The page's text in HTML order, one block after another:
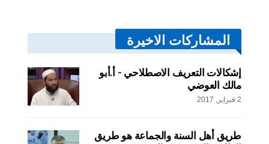
المشاركات الاخيرة
إشكالات التعريف الاصطلاحي – أ.أبو
مالك العوضي
2 فبراير, 2017
طريق أهل السنة والجماعة هو طريق